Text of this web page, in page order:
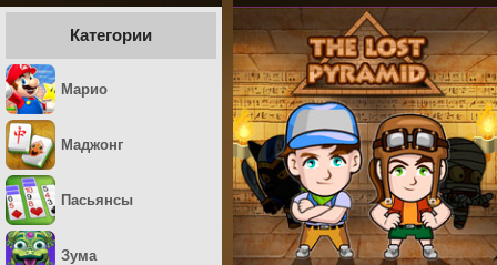
Категории
Марио
Маджонг
Пасьянсы
Зума